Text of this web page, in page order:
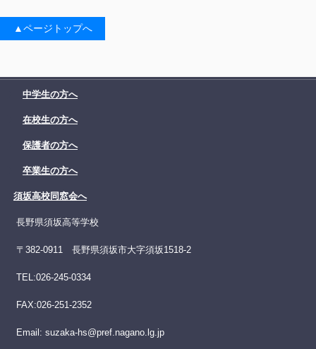
▲ページトップへ
中学生の方へ
在校生の方へ
保護者の方へ
卒業生の方へ
須坂高校同窓会へ
長野県須坂高等学校
〒382-0911 長野県須坂市大字須坂1518-2
TEL:026-245-0334
FAX:026-251-2352
Email: suzaka-hs@pref.nagano.lg.jp